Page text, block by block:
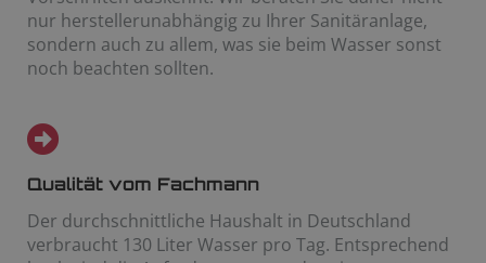
nur herstellerunabhängig zu Ihrer Sanitäranlage,
sondern auch zu allem, was sie beim Wasser sonst
noch beachten sollten.
Qualität vom Fachmann
Der durchschnittliche Haushalt in Deutschland
verbraucht 130 Liter Wasser pro Tag. Entsprechend